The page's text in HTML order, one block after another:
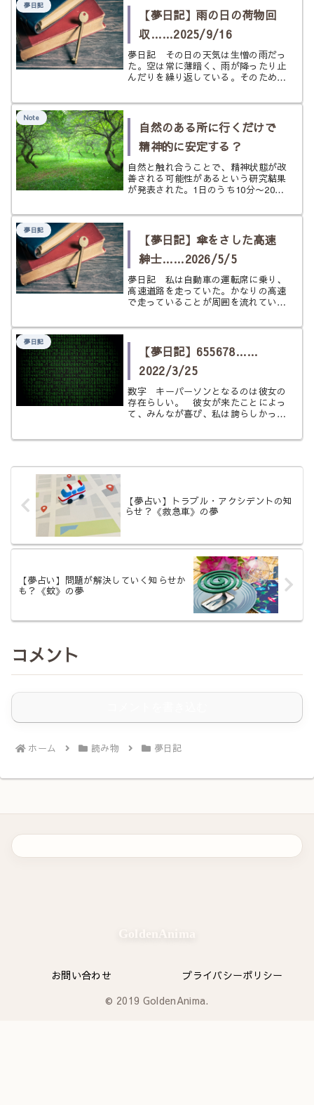
ら注意するようにと告げられる。 そ
れは食...
夢日記
【夢日記】雨の日の荷物回
収……2025/9/16
夢日記 その日の天気は生憎の雨だっ
た。空は常に薄暗く、雨が降ったり止
んだりを繰り返している。そのため、
覚してしまいそうになる、そんな空模
して学校のような場所に向かってい
た。...
Note
自然のある所に行くだけで
精神的に安定する？
自然と触れ合うことで、精神状態が改
善される可能性があるという研究結果
が発表された。1日のうち10分〜20分
りするとよい。心拍数や血圧の改善、
が得られる。
夢日記
【夢日記】傘をさした高速
紳士……2026/5/5
夢日記 私は自動車の運転席に乗り、
高速道路を走っていた。かなりの高速
で走っていることが周囲を流れていく
それほど大きくない。たぶん軽自動車
た。 どこに向かっているのか？ 特
に...
夢日記
【夢日記】655678……
2022/3/25
数字 キーパーソンとなるのは彼女の
存在らしい。 彼女が来たことによっ
て、みんなが喜び、私は誇らしかっ
「655678」と。 それが何を意味す
がや...
【夢占い】トラブル・アクシデントの知
らせ？《救急車》の夢
【夢占い】問題が解決していく知らせか
も？《蚊》の夢
コメント
ホーム 読み物 夢日記
お問い合わせ
プライバシーポリシー
© 2019 GoldenAnima.